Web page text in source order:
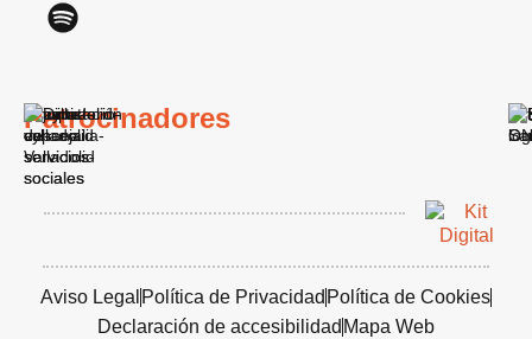
Patrocinadores
Aviso Legal Política de Privacidad Política de Cookies
Declaración de accesibilidad Mapa Web